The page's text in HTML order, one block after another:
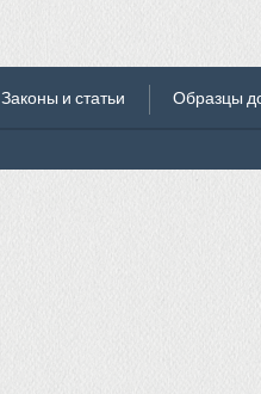
Законы и статьи Образцы